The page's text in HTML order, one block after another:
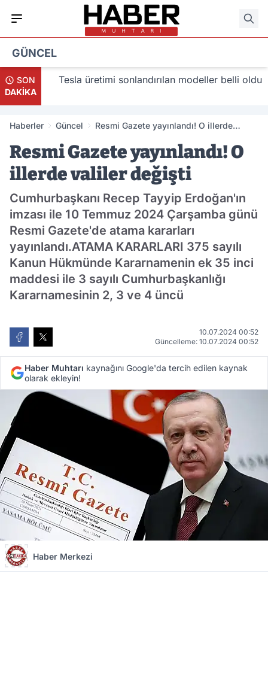
GÜNCEL
SON
DAKİKA
Tesla üretimi sonlandırılan modeller belli oldu
Haberler Güncel
Resmi Gazete yayınlandı! O illerde
Resmi Gazete yayınlandı! O
illerde valiler değişti
Cumhurbaşkanı Recep Tayyip Erdoğan'ın
imzası ile 10 Temmuz 2024 Çarşamba günü
Resmi Gazete'de atama kararları
yayınlandı.ATAMA KARARLARI 375 sayılı
Kanun Hükmünde Kararnamenin ek 35 inci
maddesi ile 3 sayılı Cumhurbaşkanlığı
Kararnamesinin 2, 3 ve 4 üncü
10.07.2024 00:52
Güncelleme: 10.07.2024 00:52
Haber Muhtarı kaynağını Google'da tercih edilen kaynak
olarak ekleyin!
Haber Merkezi